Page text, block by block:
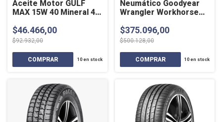
Aceite Motor GULF
MAX 15W 40 Mineral 4
$46.466,00
$92.932,00
10en stock
Neumático Goodyear
Wrangler Workhorse
$375.096,00
$500.128,00
10 en stock